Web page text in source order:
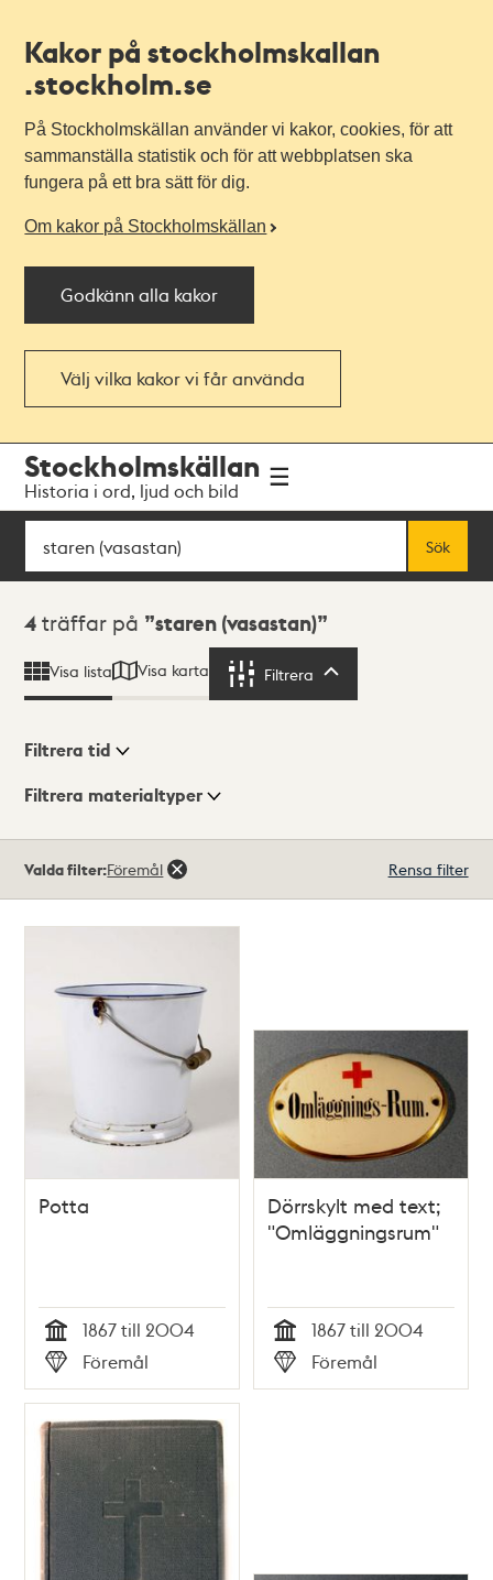
Kakor på stockholmskallan
.stockholm.se
På Stockholmskällan använder vi kakor, cookies, för att
sammanställa statistik och för att webbplatsen ska
fungera på ett bra sätt för dig.
Om kakor på Stockholmskällan
Godkänn alla kakor
Välj vilka kakor vi får använda
navigationen
huvudinnehållet
Stockholmskällan
Historia i ord, ljud och bild
Sök
Sök
Sökresultat
4 träffar på staren (vasastan)
Visa lista Visa karta Filtrera
Visningsläge
Filtrera tid
Filtrera materialtyper
träffar
Valda filter:Föremål Rensa filter
Potta
Tid
1867 till 2004
Typ
Föremål
Dörrskylt med text;
"Omläggningsrum"
Tid
1867 till 2004
Typ
Föremål